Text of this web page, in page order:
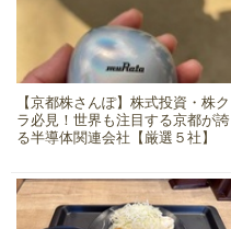
【京都株さんぽ】株式投資・株ク
ラ必見！世界も注目する京都が誇
る半導体関連会社【厳選５社】